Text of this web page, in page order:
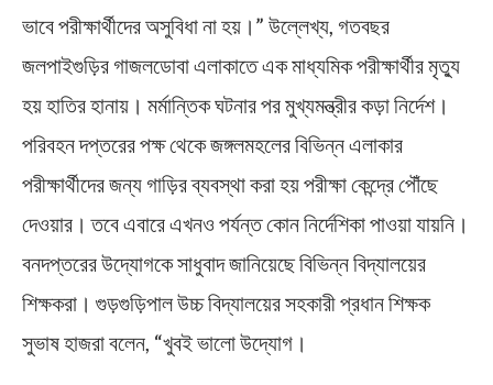
ভাবে পরীক্ষার্থীদের অসুবিধা না হয়।” উল্লেখ্য, গতবছর
জলপাইগুড়ির গাজলডোবা এলাকাতে এক মাধ্যমিক পরীক্ষার্থীর মৃত্যু
হয় হাতির হানায়। মর্মান্তিক ঘটনার পর মুখ্যমন্ত্রীর কড়া নির্দেশ।
পরিবহন দপ্তরের পক্ষ থেকে জঙ্গলমহলের বিভিন্ন এলাকার
পরীক্ষার্থীদের জন্য গাড়ির ব্যবস্থা করা হয় পরীক্ষা কেন্দ্রে পৌঁছে
দেওয়ার। তবে এবারে এখনও পর্যন্ত কোন নির্দেশিকা পাওয়া যায়নি।
বনদপ্তরের উদ্যোগকে সাধুবাদ জানিয়েছে বিভিন্ন বিদ্যালয়ের
শিক্ষকরা। গুড়গুড়িপাল উচ্চ বিদ্যালয়ের সহকারী প্রধান শিক্ষক
সুভাষ হাজরা বলেন, “খুবই ভালো উদ্যোগ।